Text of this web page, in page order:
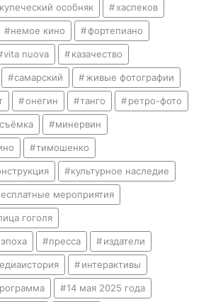
купеческий особняк хаспеков
немое кино фортепиано
vita nuova казачество
самарский живые фотографии
онегин танго ретро-фото
минервин
тимошенко
культурное наследие
мероприятия
гоголя
пресса издатели
интерактивы
14 мая 2025 года